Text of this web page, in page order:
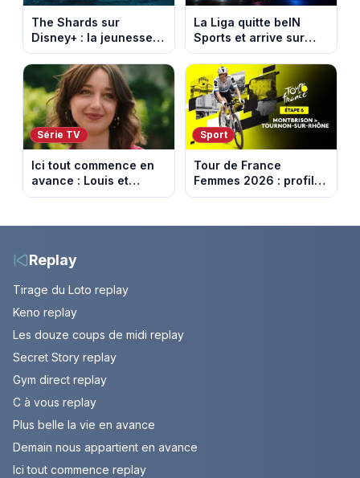
The Shards sur
Disney+ : la jeunesse
dorée de Los Angeles
face à un tueur dans
les années 80
La Liga quitte beIN
Sports et arrive sur
DAZN et Disney+ en
France
Série TV
Ici tout commence en
avance : Louis et
Jasmine enfin en
août 2026 (spoiler)
Sport
Tour de France
Femmes 2026 : profil
et horaires de la 6e
Montbrison et
Replay
Tirage du Loto replay
Keno replay
Les douze coups de midi replay
Secret Story replay
Gym direct replay
C à vous replay
Plus belle la vie en avance
Demain nous appartient en avance
Ici tout commence replay